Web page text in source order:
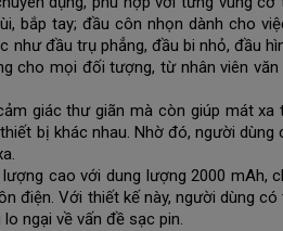
bắp tay; đầu côn nhọn dành cho
đầu trụ phẳng, đầu bi nhỏ, đầu
cho mọi đối tượng, từ nhân viên
giác thư giãn mà còn giúp mát xa
bị khác nhau. Nhờ đó, người
cao với dung lượng 2000 mAh,
điện. Với thiết kế này, người dùng
ngại về vấn đề sạc pin.